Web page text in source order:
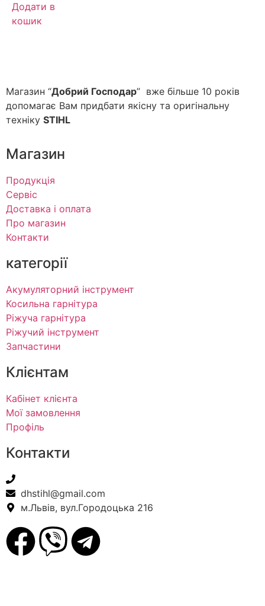
Додати в
кошик
Магазин “Добрий Господар” вже більше 10 років
допомагає Вам придбати якісну та оригінальну
техніку STIHL
Магазин
Продукція
Сервіс
Доставка і оплата
Про магазин
Контакти
категорії
Акумуляторний інструмент
Косильна гарнітура
Ріжуча гарнітура
Ріжучий інструмент
Запчастини
Клієнтам
Кабінет клієнта
Мої замовлення
Профіль
Контакти
dhstihl@gmail.com
м.Львів, вул.Городоцька 216